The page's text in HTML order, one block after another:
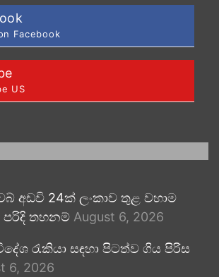
Facebook
US
අඩවි 24ක් ලංකාව තුළ වහාම
පරිදි තහනම් August 6, 2026
රැකියා සඳහා පිටත්ව ගිය පිරිස
6, 2026